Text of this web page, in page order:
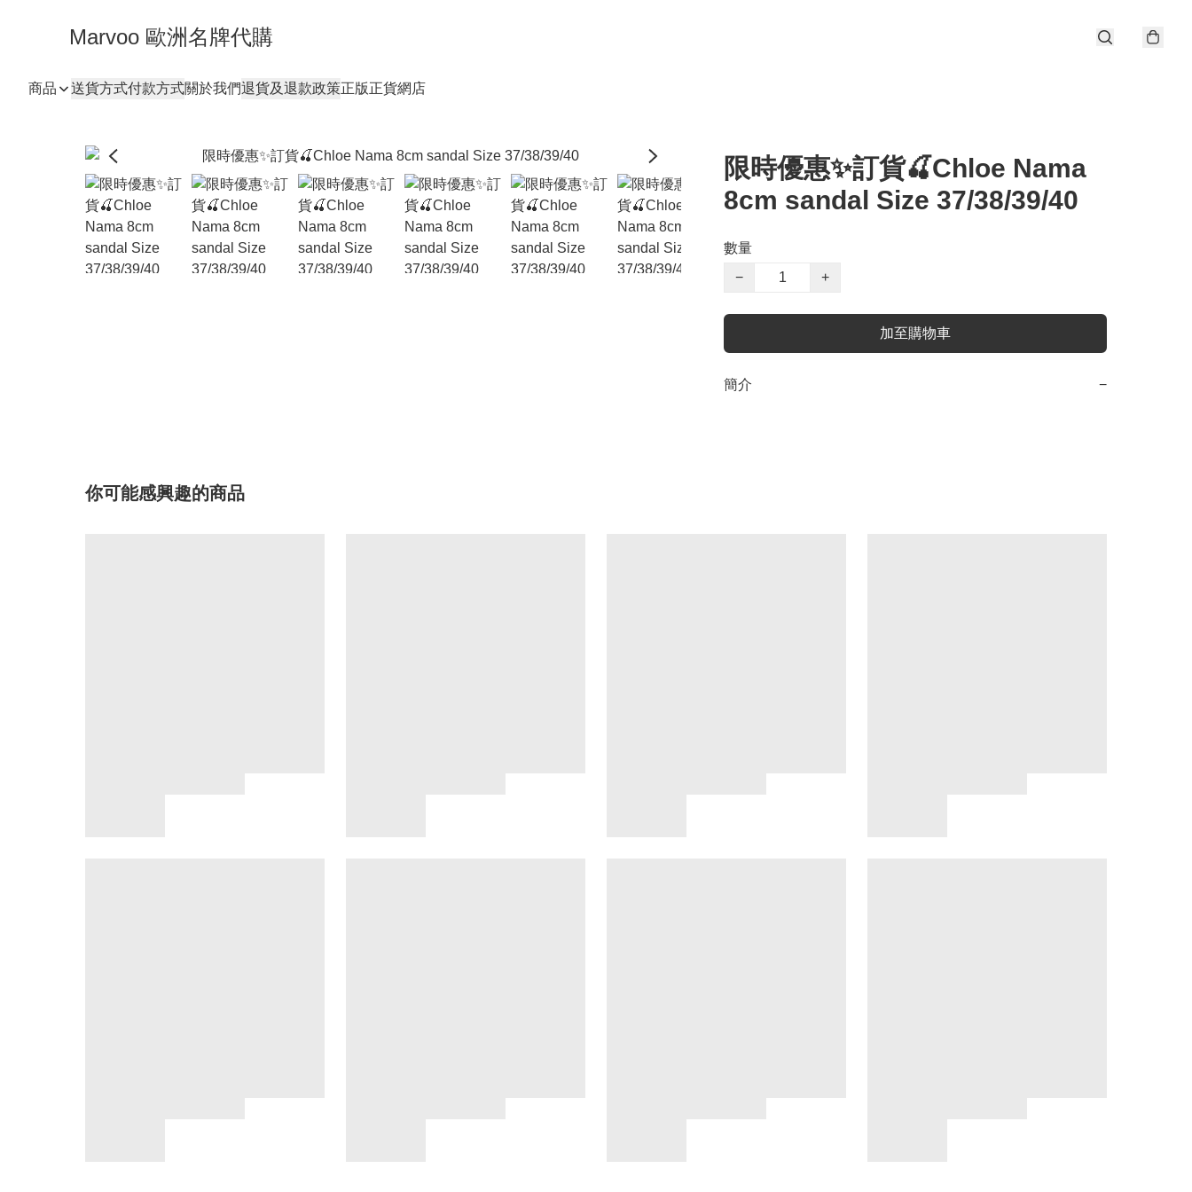
Marvoo 歐洲名牌代購
商品 送貨方式付款方式關於我們退貨及退款政策正版正貨網店
限時優惠✨訂貨🍒Chloe Nama
8cm sandal Size 37/38/39/40
數量
−
+
加至購物車
簡介 −
你可能感興趣的商品